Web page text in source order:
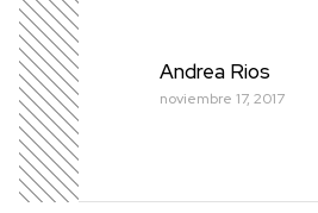
Andrea Rios
noviembre 17, 2017